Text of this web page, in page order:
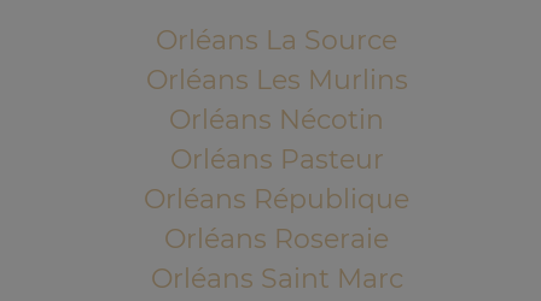
Orléans La Source
Orléans Les Murlins
Orléans Nécotin
Orléans Pasteur
Orléans République
Orléans Roseraie
Orléans Saint Marc